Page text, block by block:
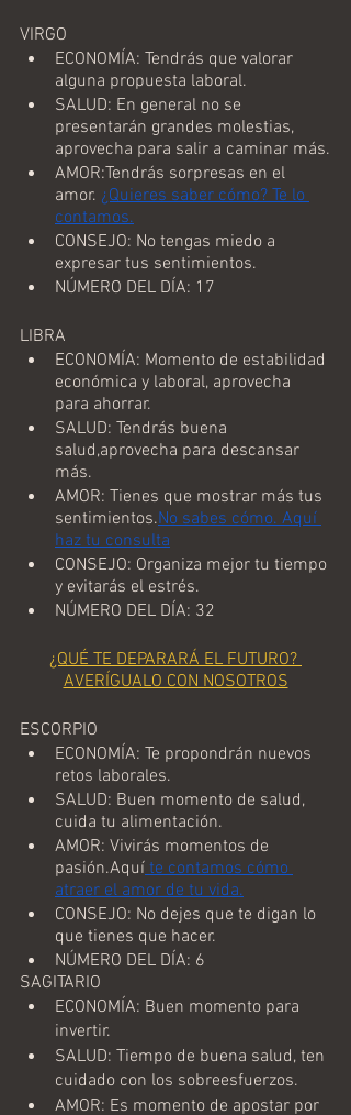
VIRGO
ECONOMÍA: Tendrás que valorar
alguna propuesta laboral.
SALUD: En general no se
presentarán grandes molestias,
aprovecha para salir a caminar más.
AMOR:Tendrás sorpresas en el
amor. ¿Quieres saber cómo? Te lo
contamos.
CONSEJO: No tengas miedo a
expresar tus sentimientos.
NÚMERO DEL DÍA: 17
LIBRA
ECONOMÍA: Momento de estabilidad
económica y laboral, aprovecha
para ahorrar.
SALUD: Tendrás buena
salud,aprovecha para descansar
más.
AMOR: Tienes que mostrar más tus
sentimientos.No sabes cómo. Aquí
haz tu consulta
CONSEJO: Organiza mejor tu tiempo
y evitarás el estrés.
NÚMERO DEL DÍA: 32
¿QUÉ TE DEPARARÁ EL FUTURO?
AVERÍGUALO CON NOSOTROS
ESCORPIO
ECONOMÍA: Te propondrán nuevos
retos laborales.
SALUD: Buen momento de salud,
cuida tu alimentación.
AMOR: Vivirás momentos de
pasión.Aquí te contamos cómo
atraer el amor de tu vida.
CONSEJO: No dejes que te digan lo
que tienes que hacer.
NÚMERO DEL DÍA: 6
SAGITARIO
ECONOMÍA: Buen momento para
invertir.
SALUD: Tiempo de buena salud, ten
cuidado con los sobreesfuerzos.
AMOR: Es momento de apostar por